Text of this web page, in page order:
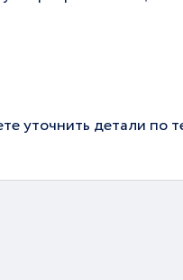
уточнить детали по